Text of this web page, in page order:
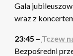
Gala
wraz z
23:45 – Tczew
Bezpośredni